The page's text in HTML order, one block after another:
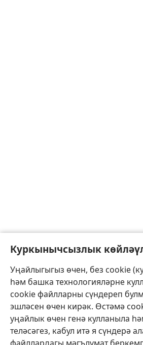
Куркынычсызлык
Уңайлыгыгыз өчен, без cookie
һәм башка технологияләрне
cookie файлларны сүндереп
эшләсен өчен кирәк. Өстәмә
уңайлык өчен генә кулланыла
теләсәгез, кабул итә я сүндерә